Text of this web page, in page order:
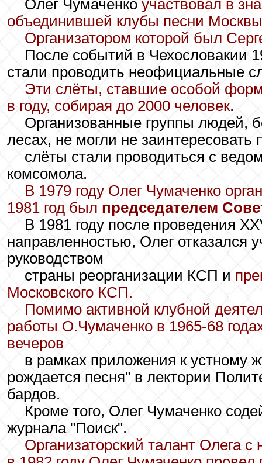
Олег Чумаченко участвовал в
объединившей клубы песни
Организатором которой был
После событий в Чехословакии
стали проводить неофициальные
Эти слёты, ставшие особой
в году, собирая до 2000 человек.
Организованные группы людей,
лесах, не могли не
слёты стали проводиться с
комсомола.
В 1979 году Олег Чумаченко
1981 год был председателем
В 1981 году после проведения
направленностью, Олег отказался
руководством
страны реорганизации КСП и
Московского КСП.
Помимо активной клубной
работы О.Чумаченко в 1965-68
вечеров
в рамках приложения к устному
рождается песня" в лектории
бардов.
Кроме того, Олег Чумаченко
журнала "Поиск".
Организаторский талант Олега